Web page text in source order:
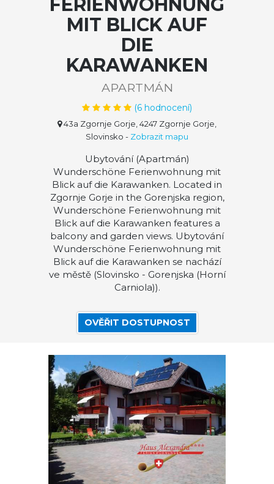
FERIENWOHNUNG
MIT BLICK AUF
DIE
KARAWANKEN
APARTMÁN
(6 hodnocení)
43a Zgornje Gorje, 4247 Zgornje Gorje,
Slovinsko - Zobrazit mapu
Ubytování (Apartmán)
Wunderschöne Ferienwohnung mit
Blick auf die Karawanken. Located in
Zgornje Gorje in the Gorenjska region,
Wunderschöne Ferienwohnung mit
Blick auf die Karawanken features a
balcony and garden views. Ubytování
Wunderschöne Ferienwohnung mit
Blick auf die Karawanken se nachází
ve městě (Slovinsko - Gorenjska (Horní
Carniola)).
OVĚŘIT DOSTUPNOST